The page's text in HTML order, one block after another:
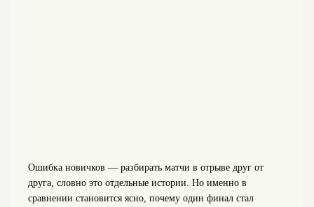
Ошибка новичков — разбирать матчи в отрыве друг от
друга, словно это отдельные истории. Но именно в
сравнении становится ясно, почему один финал стал